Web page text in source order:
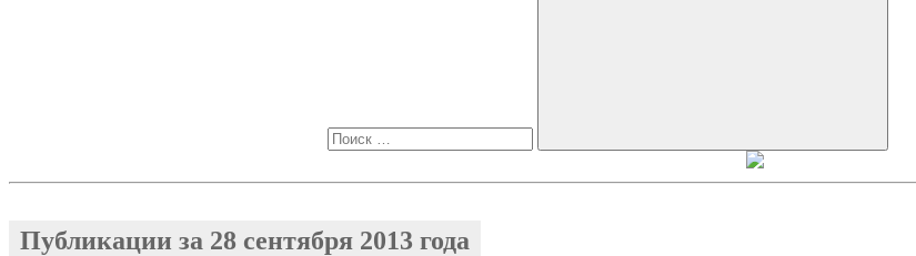
Искать
Публикации за 28 сентября 2013 года